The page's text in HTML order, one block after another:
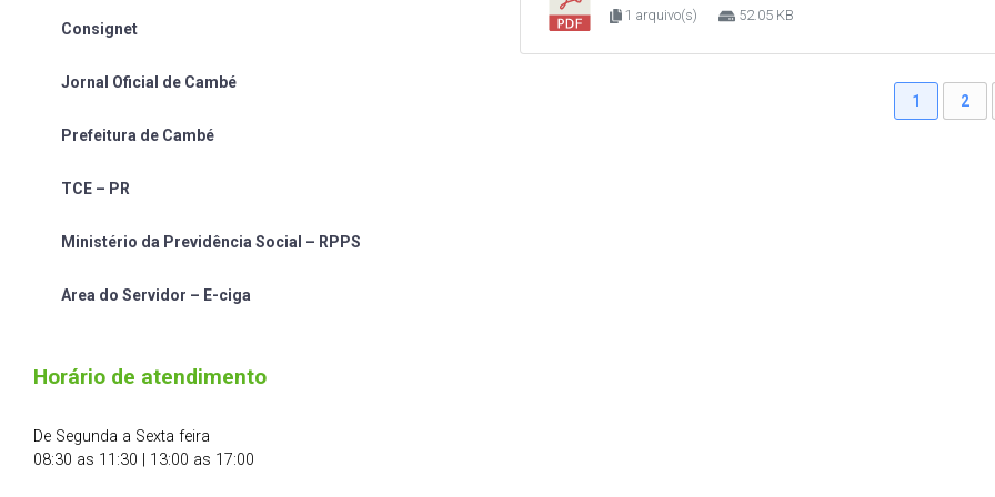
1 arquivo(s) 52.05 KB
1 2
Consignet
Jornal Oficial de Cambé
Prefeitura de Cambé
TCE – PR
Ministério da Previdência Social – RPPS
Area do Servidor – E-ciga
Horário de atendimento
De Segunda a Sexta feira
08:30 as 11:30 | 13:00 as 17:00